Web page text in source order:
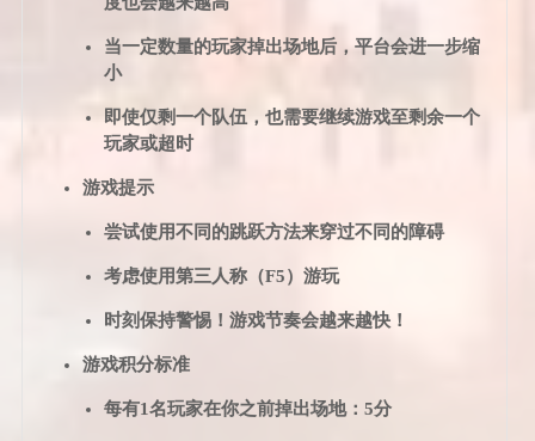
当一定数量的玩家掉出场地后，平台会进一步缩
小
即使仅剩一个队伍，也需要继续游戏至剩余一个
玩家或超时
游戏提示
尝试使用不同的跳跃方法来穿过不同的障碍
考虑使用第三人称（F5）游玩
时刻保持警惕！游戏节奏会越来越快！
游戏积分标准
每有1名玩家在你之前掉出场地：5分